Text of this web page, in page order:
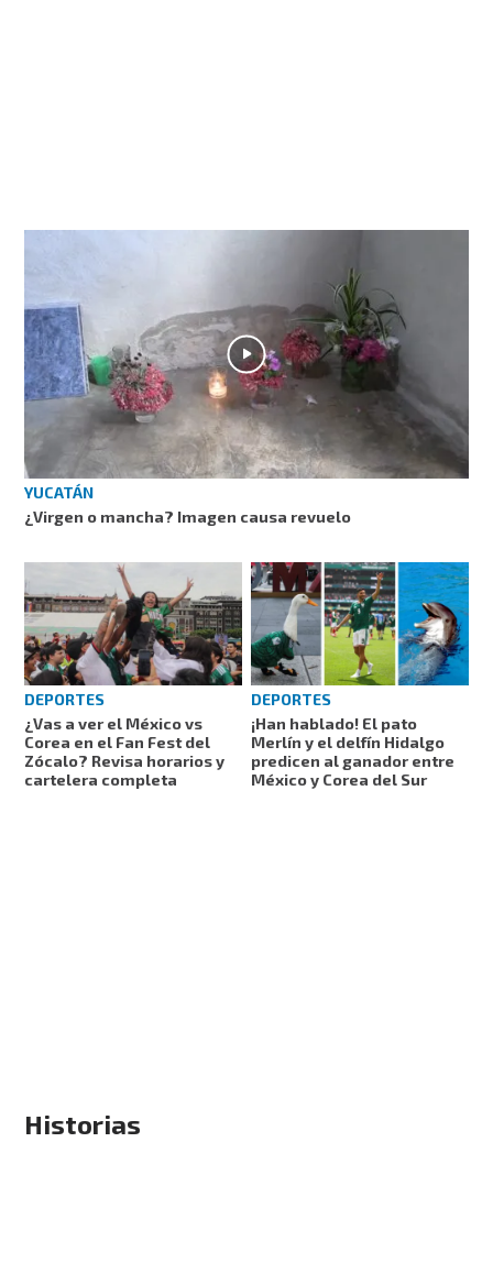
YUCATÁN
¿Virgen o mancha? Imagen causa revuelo
DEPORTES
¿Vas a ver el México vs
Corea en el Fan Fest del
Zócalo? Revisa horarios y
cartelera completa
DEPORTES
¡Han hablado! El pato
Merlín y el delfín Hidalgo
predicen al ganador entre
México y Corea del Sur
Historias